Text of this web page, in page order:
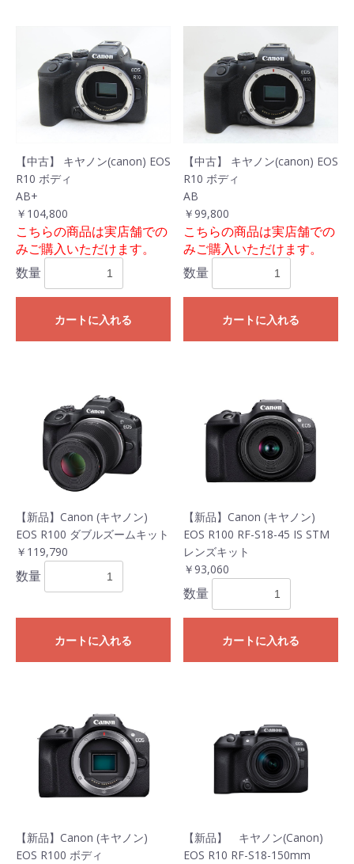
【中古】 キヤノン(canon) EOS
R10 ボディ
AB+
￥104,800
こちらの商品は実店舗での
みご購入いただけます。
数量
カートに入れる
【中古】 キヤノン(canon) EOS
R10 ボディ
AB
￥99,800
こちらの商品は実店舗での
みご購入いただけます。
数量
カートに入れる
【新品】Canon (キヤノン)
EOS R100 ダブルズームキット
￥119,790
数量
カートに入れる
【新品】Canon (キヤノン)
EOS R100 RF-S18-45 IS STM
レンズキット
￥93,060
数量
カートに入れる
【新品】Canon (キヤノン)
EOS R100 ボディ
【新品】 キヤノン(Canon)
EOS R10 RF-S18-150mm